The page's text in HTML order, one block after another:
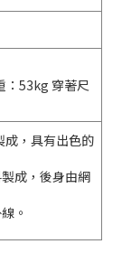
：53kg 穿著尺
，具有出色的
成，後身由網
。